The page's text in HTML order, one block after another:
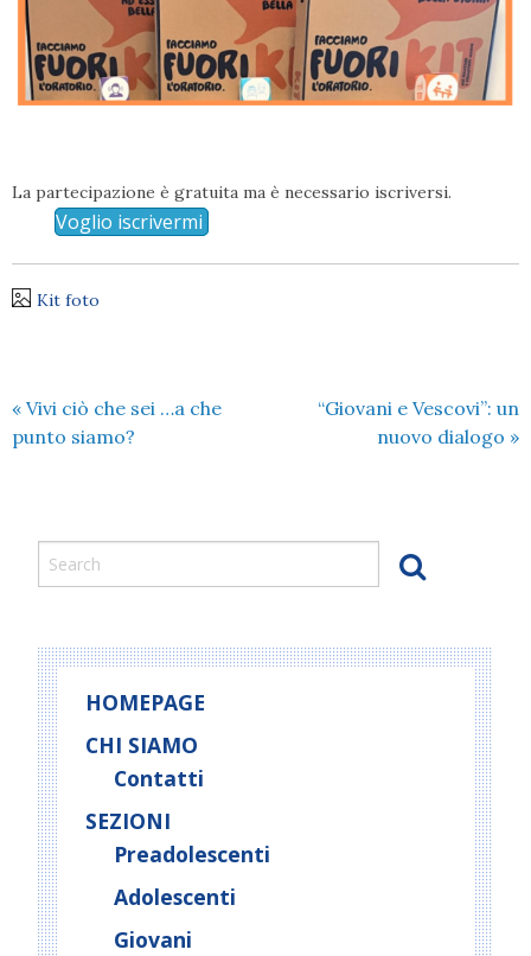
La partecipazione è gratuita ma è necessario iscriversi.
Voglio iscrivermi
Kit foto
« Vivi ciò che sei …a che
punto siamo?
“Giovani e Vescovi”: un
nuovo dialogo »
HOMEPAGE
CHI SIAMO
Contatti
SEZIONI
Preadolescenti
Adolescenti
Giovani